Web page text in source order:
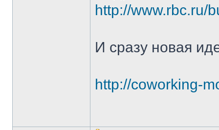
http://www.rbc.ru/
И сразу новая
http://coworking-